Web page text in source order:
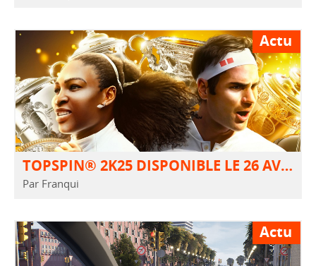
Actu
TOPSPIN® 2K25 DISPONIBLE LE 26 AVRIL
Par Franqui
Actu